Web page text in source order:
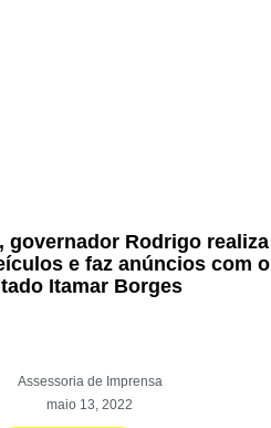
governador Rodrigo realiza
e faz anúncios com o
Itamar Borges
Assessoria de Imprensa
maio 13, 2022